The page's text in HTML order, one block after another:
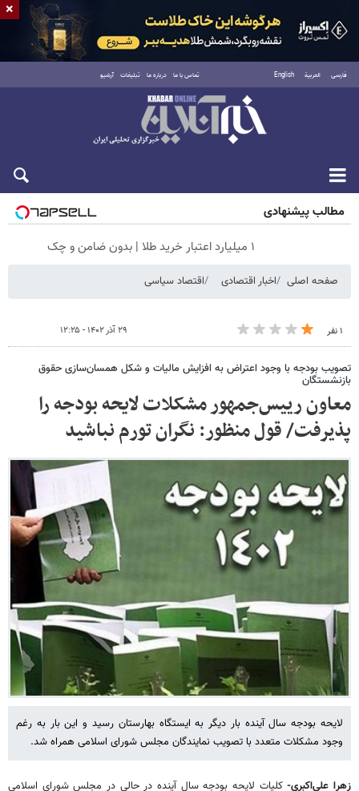
فارسی العربية English تماس با ما درباره ما تبلیغات آرشیو
جمعه ۱۶ مرداد ۱۴۰۵
مطالب پیشنهادی
۱ میلیارد اعتبار خرید طلا | بدون ضامن و چک
صفحه اصلی اخبار اقتصادی اقتصاد سیاسی
۱ نفر ۲۹ آذر ۱۴۰۲ - ۱۲:۲۵
تصویب بودجه با وجود اعتراض به افزایش مالیات و شکل همسان‌سازی حقوق
بازنشستگان
معاون رییس‌جمهور مشکلات لایحه بودجه را
پذیرفت/ قول منظور: نگران تورم نباشید
لایحه بودجه سال آینده بار دیگر به ایستگاه بهارستان رسید و این بار به رغم
وجود مشکلات متعدد با تصویب نمایندگان مجلس شورای اسلامی همراه شد.
زهرا علی‌اکبری-کلیات لایحه بودجه سال آینده در حالی در مجلس شورای اسلامی
×